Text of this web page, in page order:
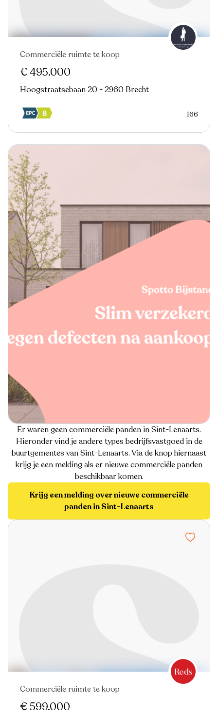
Virtual tour
Commerciële ruimte te koop
€ 495.000
Hoogstraatsebaan 20 - 2960 Brecht
166
Er waren geen commerciële panden in Sint-Lenaarts.
Hieronder vind je andere types bedrijfsvastgoed in de
buurtgementes van Sint-Lenaarts. Via de knop hiernaast
krijg je een melding als er nieuwe commerciële panden
beschikbaar komen.
Krijg een melding over nieuwe commerciële
panden in Sint-Lenaarts
Nieuw
Commerciële ruimte te koop
€ 599.000